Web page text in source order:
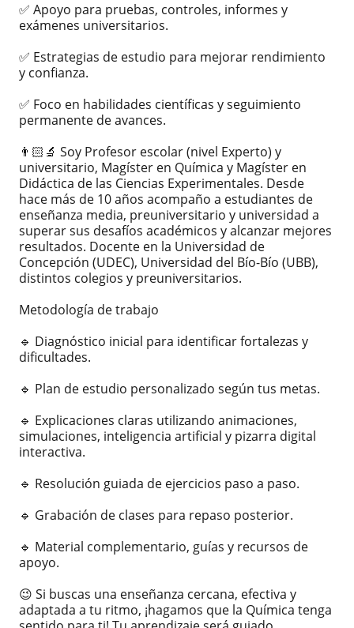
✅ Apoyo para pruebas, controles, informes y
exámenes universitarios.
✅ Estrategias de estudio para mejorar rendimiento
y confianza.
✅ Foco en habilidades científicas y seguimiento
permanente de avances.
👨🏻‍🔬 Soy Profesor escolar (nivel Experto) y
universitario, Magíster en Química y Magíster en
Didáctica de las Ciencias Experimentales. Desde
hace más de 10 años acompaño a estudiantes de
enseñanza media, preuniversitario y universidad a
superar sus desafíos académicos y alcanzar mejores
resultados. Docente en la Universidad de
Concepción (UDEC), Universidad del Bío-Bío (UBB),
distintos colegios y preuniversitarios.
Metodología de trabajo
🔹 Diagnóstico inicial para identificar fortalezas y
dificultades.
🔹 Plan de estudio personalizado según tus metas.
🔹 Explicaciones claras utilizando animaciones,
simulaciones, inteligencia artificial y pizarra digital
interactiva.
🔹 Resolución guiada de ejercicios paso a paso.
🔹 Grabación de clases para repaso posterior.
🔹 Material complementario, guías y recursos de
apoyo.
😉 Si buscas una enseñanza cercana, efectiva y
adaptada a tu ritmo, ¡hagamos que la Química tenga